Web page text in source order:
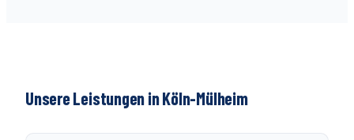
Unsere Leistungen in Köln-Mülheim